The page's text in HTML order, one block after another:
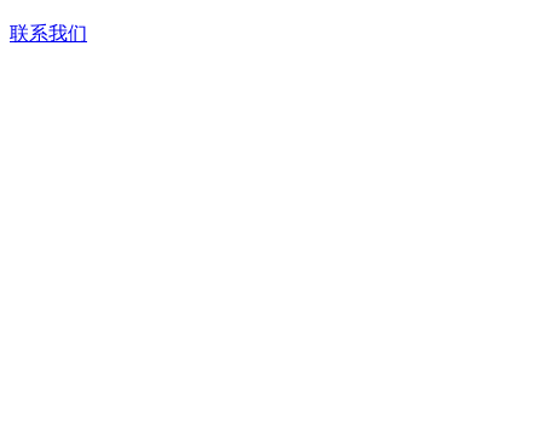
联系我们